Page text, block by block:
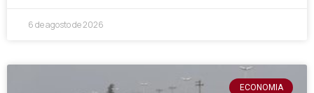
6 de agosto de 2026
ECONOMIA